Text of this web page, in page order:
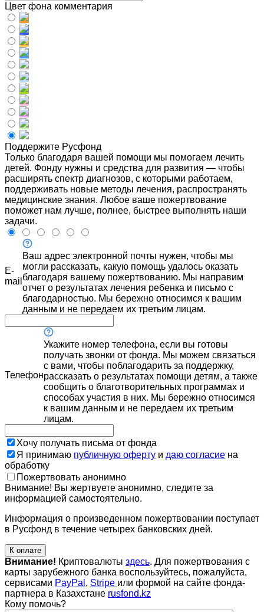
Цвет фона комментария
Поддержите Русфонд
Только благодаря вашей помощи мы помогаем лечить
детей. Фонду нужны и средства для развития — чтобы
расширять спектр диагнозов, с которыми работаем,
поддерживать новые методы лечения, распространять
медицинские знания. Любое ваше пожертвование
поможет нам лучше, полнее, быстрее выполнять наши
задачи.
E-
mail
Ваш адрес электронной почты нужен, чтобы мы
могли рассказать, какую помощь удалось оказать
благодаря вашему пожертвованию. Мы направим
отчет о результатах лечения ребенка и письмо с
благодарностью. Мы бережно относимся к вашим
данным и не передаем их третьим лицам.
Телефон
Укажите номер телефона, если вы готовы
получать звонки от фонда. Мы можем связаться
с вами, чтобы поблагодарить за поддержку,
рассказать о результатах помощи детям, а также
сообщить о благотворительных программах и
способах участия в них. Мы бережно относимся
к вашим данным и не передаем их третьим
лицам.
Хочу получать письма от фонда
Я принимаю публичную оферту и даю согласие на
обработку
Пожертвовать анонимно
Внимание! Вы жертвуете анонимно, следите за
информацией самостоятельно.
Информация о произведенном пожертвовании поступает
в Русфонд в течение четырех банковских дней.
К оплате
Внимание! Криптовалюты здесь. Для пожертвования с
карты зарубежного банка воспользуйтесь, пожалуйста,
сервисами PayPal , Stripe или формой на сайте фонда-
партнера в Казахстане rusfond.kz
Кому помочь?